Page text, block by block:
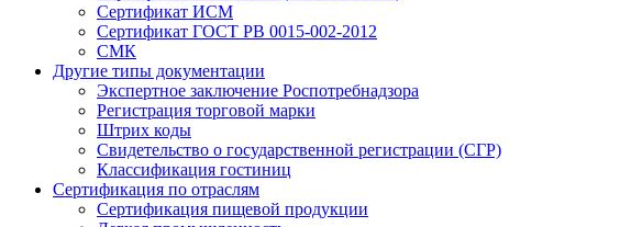
Сертификат ИСМ
Сертификат ГОСТ РВ 0015-002-2012
СМК
Другие типы документации
Экспертное заключение Роспотребнадзора
Регистрация торговой марки
Штрих коды
Свидетельство о государственной регистрации (СГР)
Классификация гостиниц
Сертификация по отраслям
Сертификация пищевой продукции